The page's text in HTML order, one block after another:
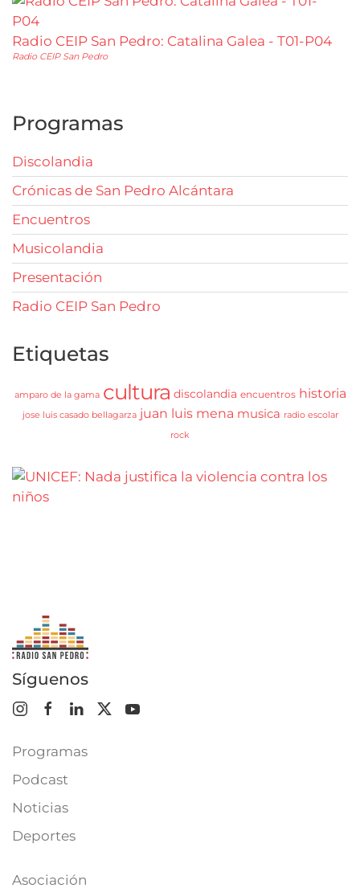
Radio CEIP San Pedro: Catalina Galea - T01-P04
Radio CEIP San Pedro
Programas
Discolandia
Crónicas de San Pedro Alcántara
Encuentros
Musicolandia
Presentación
Radio CEIP San Pedro
Etiquetas
amparo de la gama cultura discolandia encuentros historia
jose luis casado bellagarza juan luis mena musica radio escolar
rock
Síguenos
Programas
Podcast
Noticias
Deportes
Asociación